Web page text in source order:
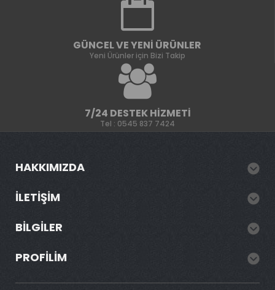
GÜNCEL VE YENI ÜRÜNLER
Yeni Ürünler için Bizi Takip
7/24 DESTEK HIZMETI
Tel : 0545 837 7424
HAKKIMIZDA
İLETIŞIM
BILGILER
PROFILIM